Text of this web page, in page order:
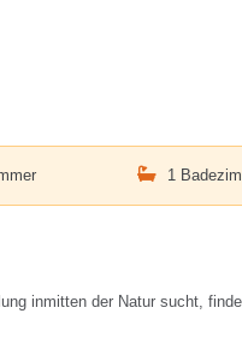
1
inmitten der Natur sucht,